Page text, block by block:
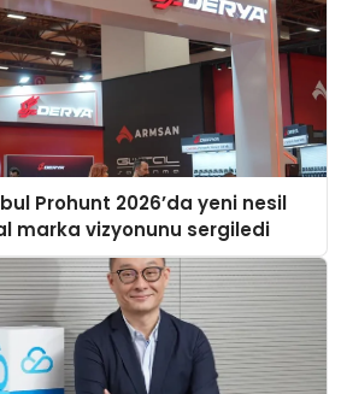
Prohunt 2026’da yeni nesil
marka vizyonunu sergiledi